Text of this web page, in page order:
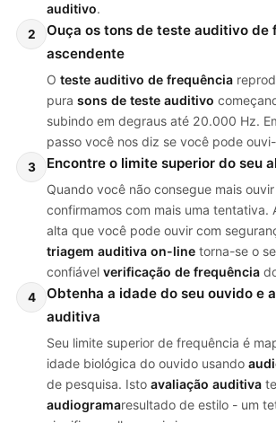
auditivo.
2
Ouça os tons de teste auditivo de
ascendente
O teste auditivo de frequência
pura sons de teste auditivo
subindo em degraus até 20.000 Hz.
passo você nos diz se você pode
3 Encontre o limite superior do seu
Quando você não consegue mais
confirmamos com mais uma tentativa.
alta que você pode ouvir com
triagem auditiva on-line torna-se o
confiável verificação de frequência
4
Obtenha a idade do seu ouvido e
auditiva
Seu limite superior de frequência é
idade biológica do ouvido usando
de pesquisa. Isto avaliação auditiva
audiogramaresultado de estilo - um